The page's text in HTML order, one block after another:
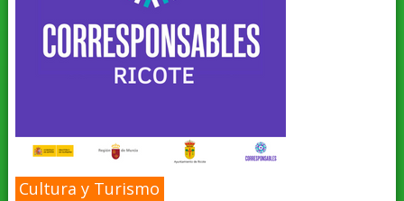
Cultura y Turismo